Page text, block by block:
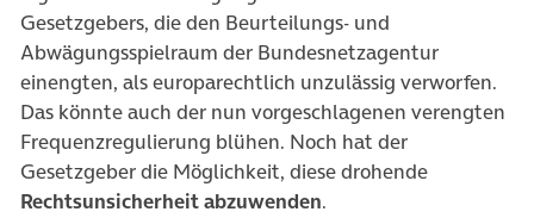
Gesetzgebers, die den Beurteilungs- und
Abwägungsspielraum der Bundesnetzagentur
einengten, als europarechtlich unzulässig verworfen.
Das könnte auch der nun vorgeschlagenen verengten
Frequenzregulierung blühen. Noch hat der
Gesetzgeber die Möglichkeit, diese drohende
Rechtsunsicherheit abzuwenden.